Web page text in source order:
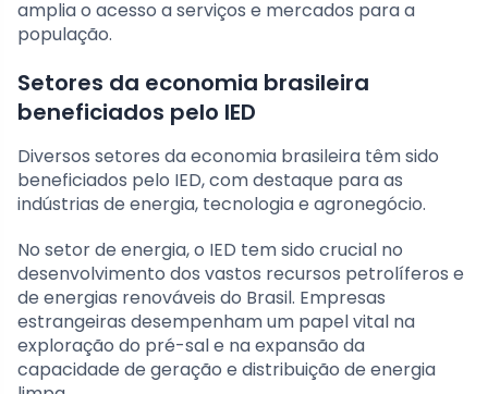
amplia o acesso a serviços e mercados para a
população.
Setores da economia brasileira
beneficiados pelo IED
Diversos setores da economia brasileira têm sido
beneficiados pelo IED, com destaque para as
indústrias de energia, tecnologia e agronegócio.
No setor de energia, o IED tem sido crucial no
desenvolvimento dos vastos recursos petrolíferos e
de energias renováveis do Brasil. Empresas
estrangeiras desempenham um papel vital na
exploração do pré-sal e na expansão da
capacidade de geração e distribuição de energia